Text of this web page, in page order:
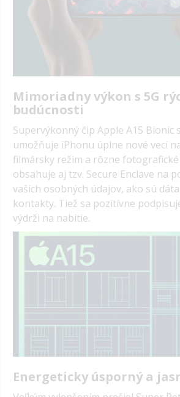
Mimoriadny výkon s 5G
budúcnosti
Supervýkonný čip Apple A15 Bionic
umožňuje iPhonu úplne nové veci
filmársky režim a rôzne fotografické
obsahuje aj tzv. Secure Enclave na
vašich osobných údajov, ako sú dáta
kontakty. Tiež sa pozitívne
výdrži na nabitie.
Energeticky úsporný a